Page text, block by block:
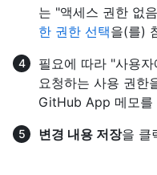
는 "액세스 권한 없
한 권한 선택을(를)
필요에 따라 "사용
요청하는 사용 권한
GitHub App 메모를
변경 내용 저장을 클